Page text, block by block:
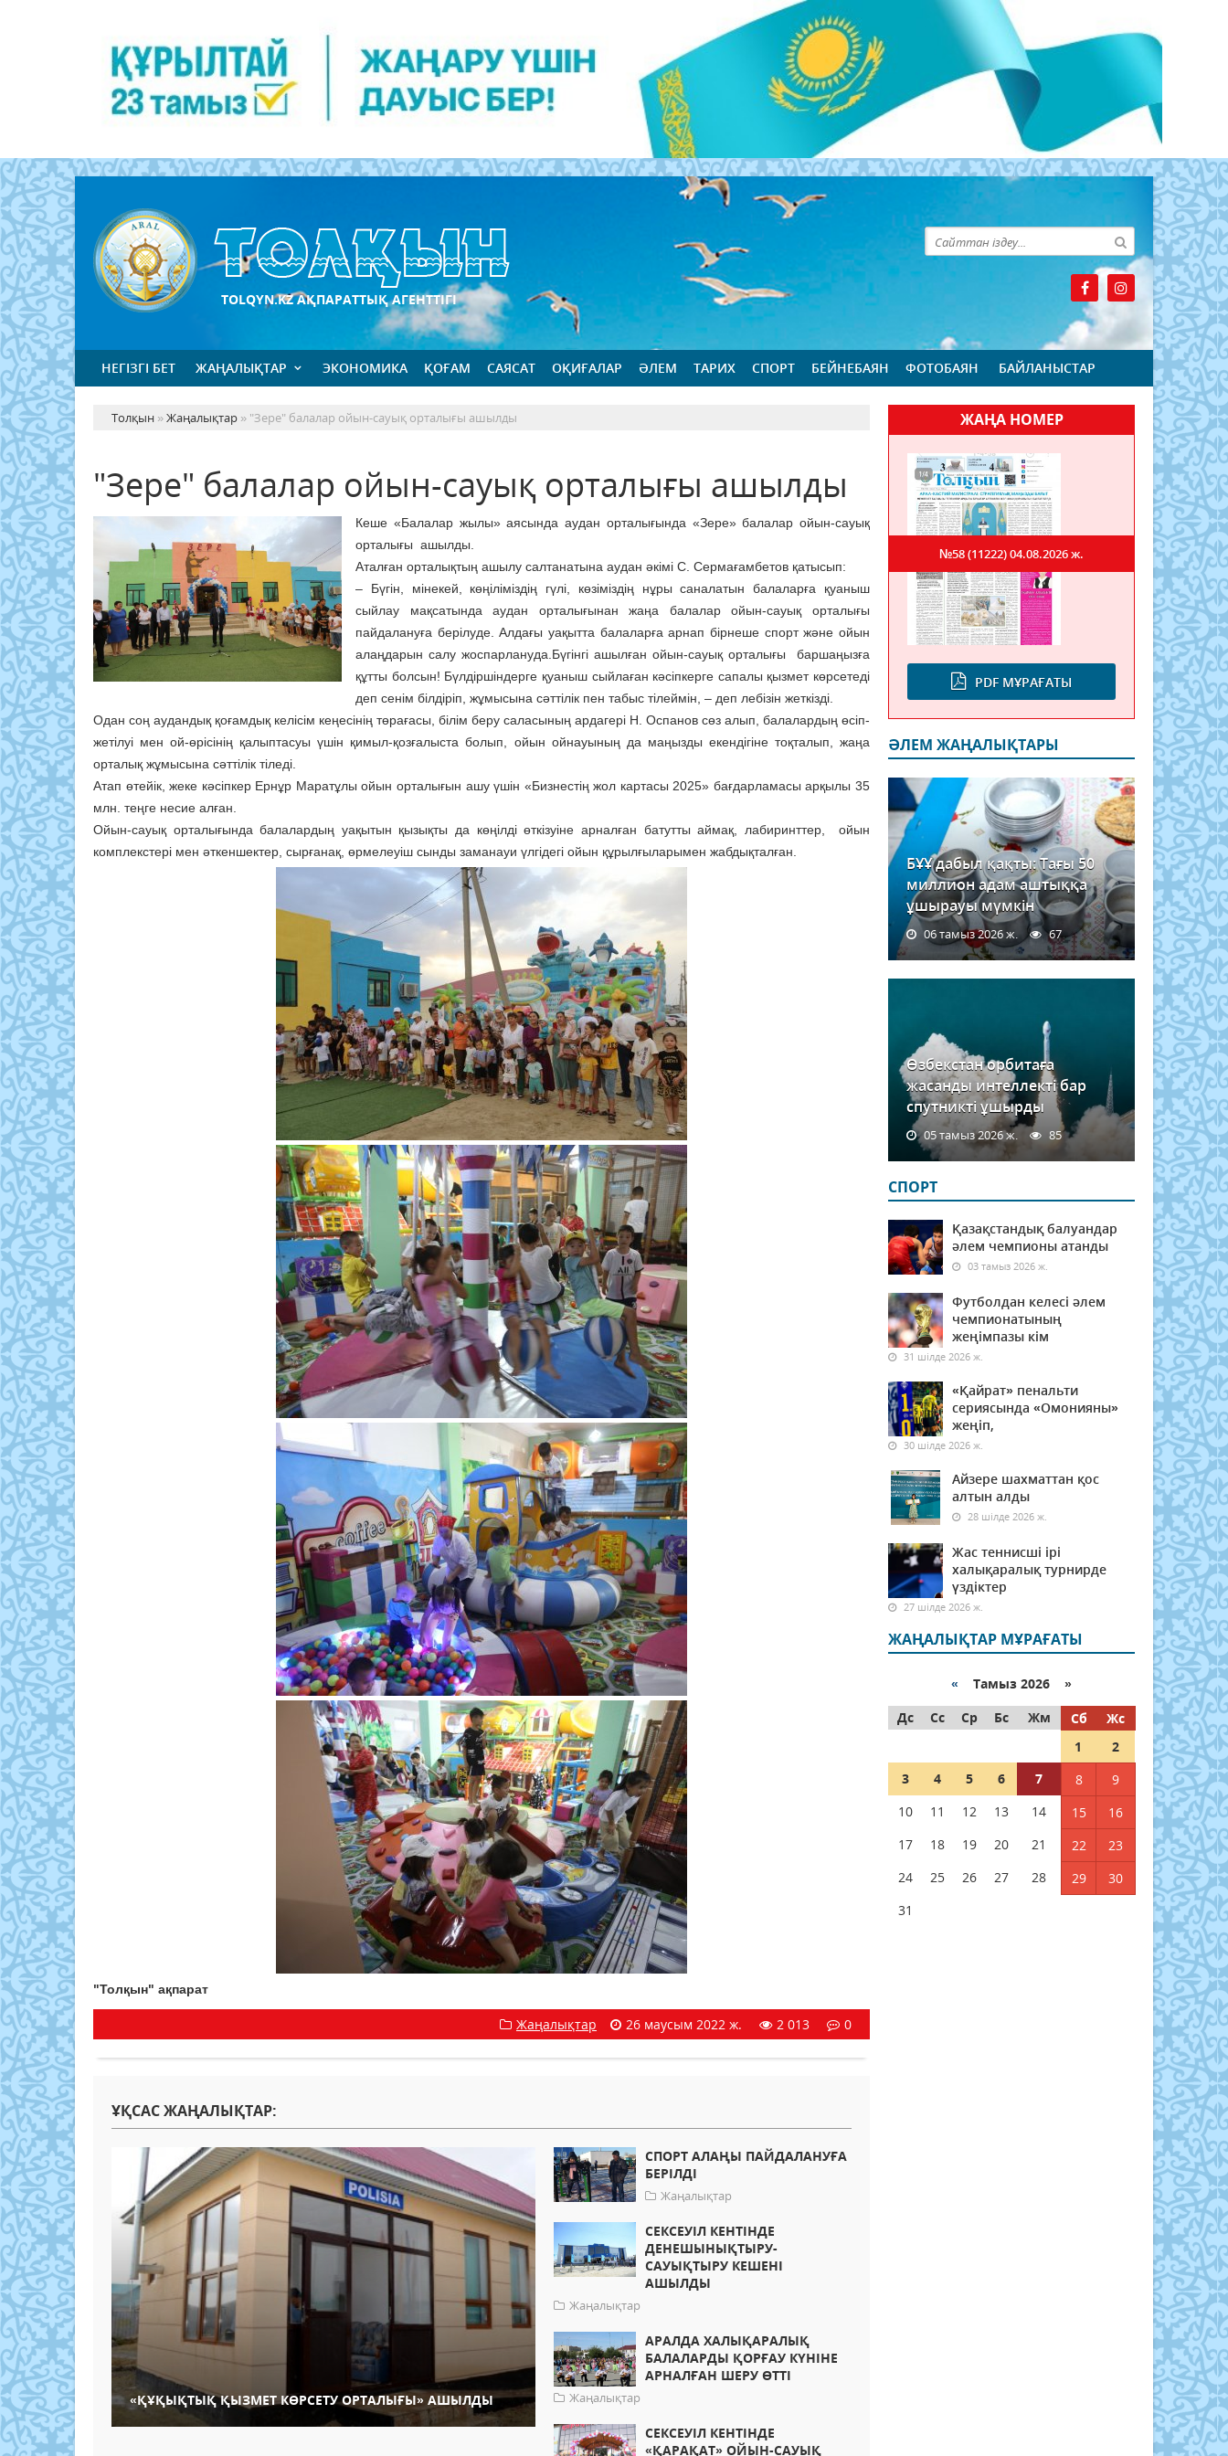
TOLQYN.KZ АҚПАРАТТЫҚ АГЕНТТІГІ
НЕГІЗГІ БЕТ ЖАҢАЛЫҚТАР ЭКОНОМИКА ҚОҒАМ САЯСАТ ОҚИҒАЛАР ӘЛЕМ ТАРИХ СПОРТ БЕЙНЕБАЯН ФОТОБАЯН БАЙЛАНЫСТАР
Толқын »Жаңалықтар » "Зере" балалар ойын-сауық орталығы ашылды
"Зере" балалар ойын-сауық орталығы ашылды
Кеше «Балалар жылы» аясында аудан орталығында «Зере» балалар ойын-сауық
орталығы ашылды.
Аталған орталықтың ашылу салтанатына аудан әкімі С. Сермағамбетов қатысып:
– Бүгін, мінекей, көңіліміздің гүлі, көзіміздің нұры саналатын балаларға қуаныш
сыйлау мақсатында аудан орталығынан жаңа балалар ойын-сауық орталығы
пайдалануға берілуде. Алдағы уақытта балаларға арнап бірнеше спорт және ойын
алаңдарын салу жоспарлануда.Бүгінгі ашылған ойын-сауық орталығы баршаңызға
құтты болсын! Бүлдіршіндерге қуаныш сыйлаған кәсіпкерге сапалы қызмет көрсетеді
деп сенім білдіріп, жұмысына сәттілік пен табыс тілеймін, – деп лебізін жеткізді.
Одан соң аудандық қоғамдық келісім кеңесінің төрағасы, білім беру саласының ардагері Н. Оспанов сөз алып, балалардың өсіп-
жетілуі мен ой-өрісінің қалыптасуы үшін қимыл-қозғалыста болып, ойын ойнауының да маңызды екендігіне тоқталып, жаңа
орталық жұмысына сәттілік тіледі.
Атап өтейік, жеке кәсіпкер Ернұр Маратұлы ойын орталығын ашу үшін «Бизнестің жол картасы 2025» бағдарламасы арқылы 35
млн. теңге несие алған.
Ойын-сауық орталығында балалардың уақытын қызықты да көңілді өткізуіне арналған батутты аймақ, лабиринттер, ойын
комплекстері мен әткеншектер, сырғанақ, өрмелеуіш сынды заманауи үлгідегі ойын құрылғыларымен жабдықталған.
"Толқын" ақпарат
Жаңалықтар 26 маусым 2022 ж. 2 013 0
ҰҚСАС ЖАҢАЛЫҚТАР:
«ҚҰҚЫҚТЫҚ ҚЫЗМЕТ КӨРСЕТУ ОРТАЛЫҒЫ» АШЫЛДЫ
СПОРТ АЛАҢЫ ПАЙДАЛАНУҒА
БЕРІЛДІ
Жаңалықтар
СЕКСЕУІЛ КЕНТІНДЕ
ДЕНЕШЫНЫҚТЫРУ-
САУЫҚТЫРУ КЕШЕНІ
АШЫЛДЫ
Жаңалықтар
АРАЛДА ХАЛЫҚАРАЛЫҚ
БАЛАЛАРДЫ ҚОРҒАУ КҮНІНЕ
АРНАЛҒАН ШЕРУ ӨТТІ
Жаңалықтар
СЕКСЕУІЛ КЕНТІНДЕ
«ҚАРАҚАТ» ОЙЫН-САУЫҚ
ЖАҢА НОМЕР
PDF МҰРАҒАТЫ
№58 (11222)04.08.2026 ж.
ӘЛЕМ ЖАҢАЛЫҚТАРЫ
БҰҰ дабыл қақты: Тағы 50
миллион адам аштыққа
ұшырауы мүмкін
06 тамыз 2026 ж. 67
Өзбекстан орбитаға
жасанды интеллекті бар
спутникті ұшырды
05 тамыз 2026 ж. 85
СПОРТ
Қазақстандық балуандар
әлем чемпионы атанды
03 тамыз 2026 ж.
Футболдан келесі әлем
чемпионатының
жеңімпазы кім
31 шілде 2026 ж.
«Қайрат» пенальти
сериясында «Омонияны»
жеңіп,
30 шілде 2026 ж.
Айзере шахматтан қос
алтын алды
28 шілде 2026 ж.
Жас теннисші ірі
халықаралық турнирде
үздіктер
27 шілде 2026 ж.
ЖАҢАЛЫҚТАР МҰРАҒАТЫ
« Тамыз 2026 »
Дс
Сс Ср Бс Жм Сб
Жс
1
2
3
4 5 6 7 8
9
10
11 12 13 14 15
16
17
18 19 20 21 22
23
24
25 26 27 28 29
30
31